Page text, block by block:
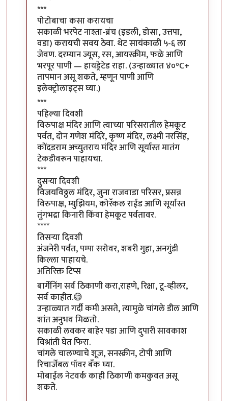
***
पोटोबाचा कसा करायचा
सकाळी भरपेट नाश्ता-ब्रंच (इडली, डोसा, उत्तपा,
वडा) करायची सवय ठेवा. थेट सायंकाळी ५-६ ला
जेवण. दरम्यान ज्यूस, रस, आयस्क्रीम, फळे आणि
भरपूर पाणी — हायड्रेटेड राहा. (उन्हाळ्यात ४०°C+
तापमान असू शकते, म्हणून पाणी आणि
इलेक्ट्रोलाइट्स घ्या.)
***
पहिल्या दिवशी
विरुपाक्ष मंदिर आणि त्याच्या परिसरातील हेमकूट
पर्वत, दोन गणेश मंदिरे, कृष्ण मंदिर, लक्ष्मी नरसिंह,
कोंदडराम अच्युतराय मंदिर आणि सूर्यास्त मातंग
टेकडीवरून पाहायचा.
***
दुसऱ्या दिवशी
विजयविठ्ठल मंदिर, जुना राजवाडा परिसर, प्रसन्न
विरुपाक्ष, म्युझियम, कोरॅकल राईड आणि सूर्यास्त
तुंगभद्रा किनारी किंवा हेमकूट पर्वतावर.
****
तिसऱ्या दिवशी
अंजनेरी पर्वत, पम्पा सरोवर, शबरी गुहा, अनगुंडी
किल्ला पाहायचे.
अतिरिक्त टिप्स
बार्गेनिंग सर्व ठिकाणी करा,राहणे, रिक्षा, टू-व्हीलर,
सर्व काहीत.😅
उन्हाळ्यात गर्दी कमी असते, त्यामुळे चांगले डील आणि
शांत अनुभव मिळतो.
सकाळी लवकर बाहेर पडा आणि दुपारी सावकाश
विश्रांती घेत फिरा.
चांगले चालण्याचे शूज, सनस्क्रीन, टोपी आणि
रिचार्जेबल पॉवर बँक घ्या.
मोबाईल नेटवर्क काही ठिकाणी कमकुवत असू
शकते.